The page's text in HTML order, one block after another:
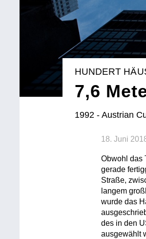
HUNDERT
7,6
1992 - Austrian
18. Juni
Obwohl das
gerade
Straße,
langem
wurde das
des in den
ausgewählt